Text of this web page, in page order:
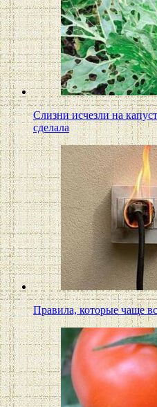
Слизни исчезли на
сделала
Правила, которые чаще